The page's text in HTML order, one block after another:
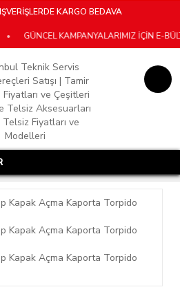
KARGO BEDAVA
KAMPANYALARIMIZ İÇİN E-